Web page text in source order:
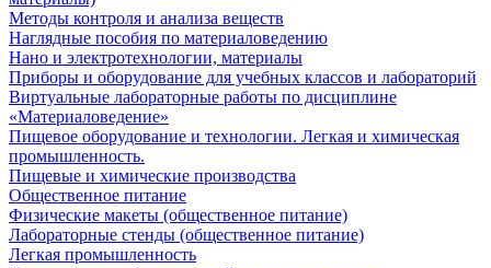
Методы контроля и анализа веществ
Наглядные пособия по материаловедению
Нано и электротехнологии, материалы
Приборы и оборудование для учебных классов и лабораторий
Виртуальные лабораторные работы по дисциплине
«Материаловедение»
Пищевое оборудование и технологии. Легкая и химическая
промышленность.
Пищевые и химические производства
Общественное питание
Физические макеты (общественное питание)
Лабораторные стенды (общественное питание)
Легкая промышленность